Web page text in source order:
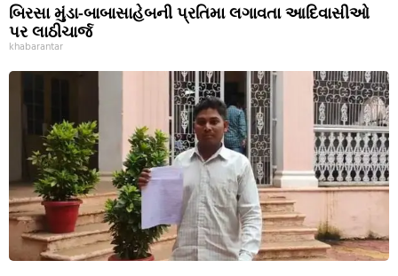
બિરસા મુંડા-બાબાસાહેબની પ્રતિમા લગાવતા આદિવાસીઓ
પર લાઠીચાર્જ
khabarantar